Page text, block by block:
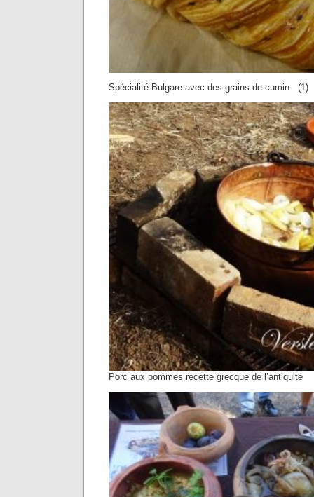
Spécialité Bulgare avec des grains de cumin (1)
Porc aux pommes recette grecque de l’antiquité